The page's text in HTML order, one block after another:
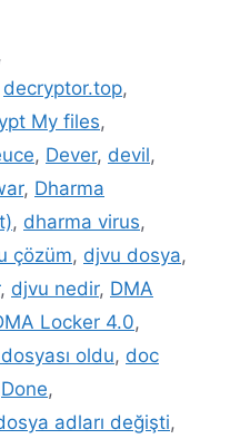
decryptor.top,
My files,
, Dever, devil,
, Dharma
, dharma virus,
çözüm, djvu dosya,
, djvu nedir, DMA
Locker 4.0,
oldu, doc
Done,
adları değişti,